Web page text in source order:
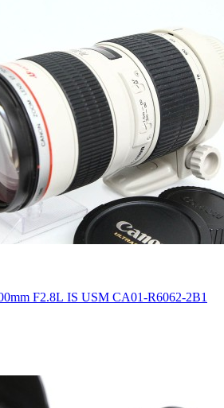
F2.8L IS USM CA01-R6062-2B1